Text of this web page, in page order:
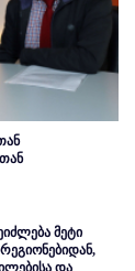
მეტი
და